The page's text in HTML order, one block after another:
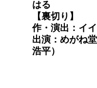
はる
【裏切り】
作・演出：イ
出演：めがね
浩平）